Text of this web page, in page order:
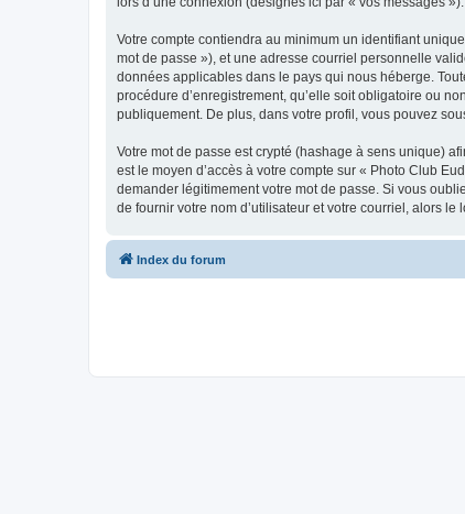
Votre compte contiendra au minimum un identifiant
mot de passe »), et une adresse courriel personnelle
données applicables dans le pays qui nous héberge.
procédure d’enregistrement, qu’elle soit obligatoire ou
publiquement. De plus, dans votre profil, vous pouvez
Votre mot de passe est crypté (hashage à sens unique)
est le moyen d’accès à votre compte sur « Photo Club
demander légitimement votre mot de passe. Si vous
de fournir votre nom d’utilisateur et votre courriel, alors
Index du forum